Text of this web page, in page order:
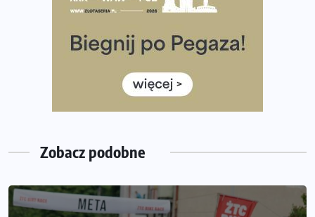
Rozbiegany Olsztyn szykuje się na weekend z
Już w tę sobotę 35. Bieg Powstania Warszawskiego.
Wystartuje rekordowa liczba uczestników
35. Bieg Powstania Warszawskiego – praktyczny
poradnik przed startem
Zobacz podobne